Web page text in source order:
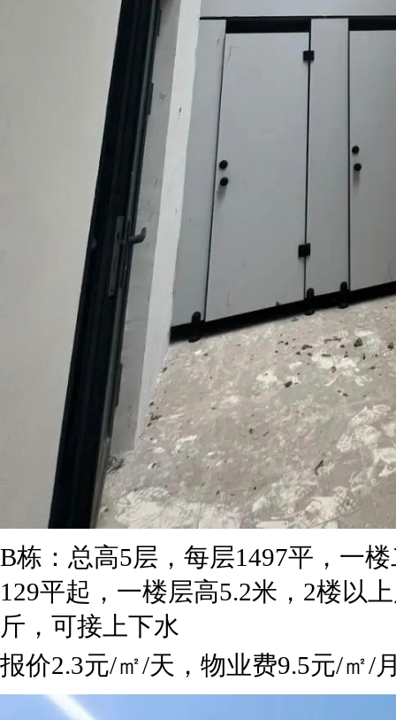
B栋：总高5层，每层1497平，一
129平起，一楼层高5.2米，2楼以
斤，可接上下水
报价2.3元/㎡/天，物业费9.5元/㎡/